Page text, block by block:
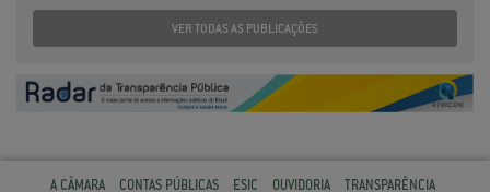
VER TODAS AS PUBLICAÇÕES
A CÂMARA CONTAS PÚBLICAS ESIC OUVIDORIA TRANSPARÊNCIA